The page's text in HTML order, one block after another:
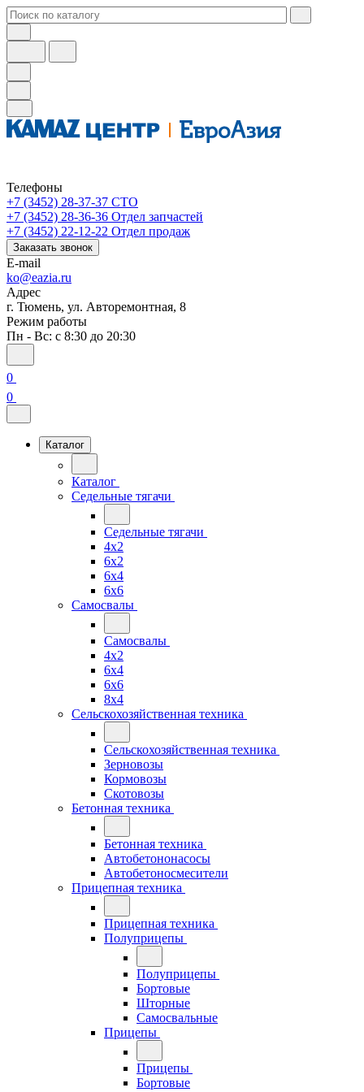
Телефоны
+7 (3452) 28-37-37 СТО
+7 (3452) 28-36-36 Отдел запчастей
+7 (3452) 22-12-22 Отдел продаж
Заказать звонок
E-mail
ko@eazia.ru
Адрес
г. Тюмень, ул. Авторемонтная, 8
Режим работы
Пн - Вс: с 8:30 до 20:30
0
0
Каталог
Каталог
Седельные тягачи
Седельные тягачи
4x2
6x2
6x4
6x6
Самосвалы
Самосвалы
4x2
6x4
6x6
8x4
Сельскохозяйственная техника
Сельскохозяйственная техника
Зерновозы
Кормовозы
Скотовозы
Бетонная техника
Бетонная техника
Автобетононасосы
Автобетоносмесители
Прицепная техника
Прицепная техника
Полуприцепы
Полуприцепы
Бортовые
Шторные
Самосвальные
Прицепы
Прицепы
Бортовые